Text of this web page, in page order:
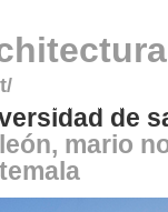
de
mario